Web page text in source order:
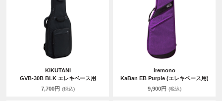
KIKUTANI
GVB-30B BLK エレキベース用
7,700円 (税込)
iremono
KaBan EB Purple (エレキベース用)
9,900円 (税込)